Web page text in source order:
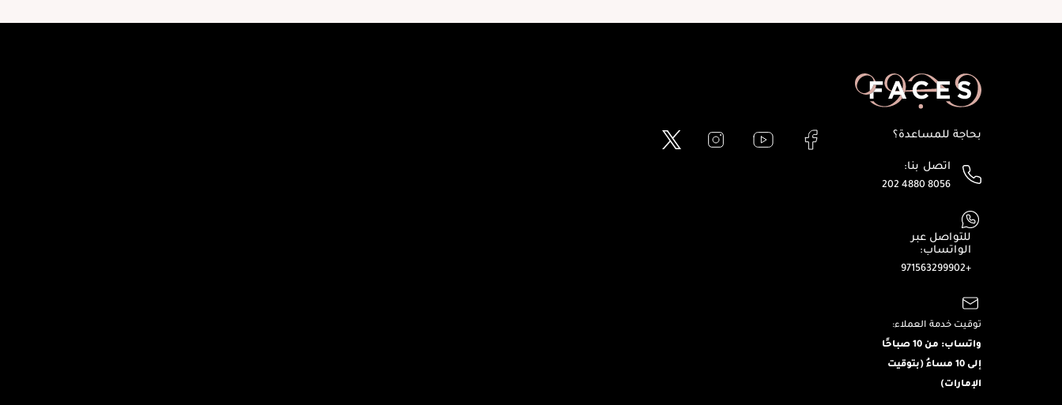
بحاجة للمساعدة؟
اتصل بنا:
202 4880 8056
للتواصل عبر
الواتساب:
+971563299902
توقيت خدمة العملاء:
واتساب: من 10 صباحًا
إلى 10 مساءُ (بتوقيت
الإمارات)